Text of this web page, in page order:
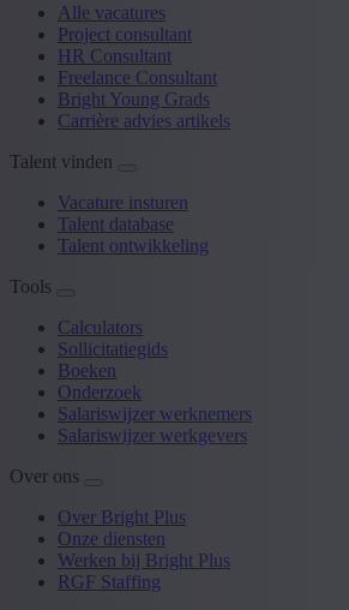
Alle vacatures
Project consultant
HR Consultant
Freelance Consultant
Bright Young Grads
Carrière advies artikels
Talent vinden
Vacature insturen
Talent database
Talent ontwikkeling
Tools
Calculators
Sollicitatiegids
Boeken
Onderzoek
Salariswijzer werknemers
Salariswijzer werkgevers
Over ons
Over Bright Plus
Onze diensten
Werken bij Bright Plus
RGF Staffing